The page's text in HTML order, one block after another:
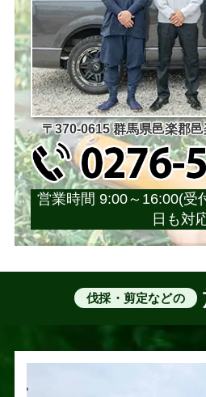
〒370-0615 群馬県邑楽郡
営業時間 9:00～16:00(受
日も対
伐採・剪定などの